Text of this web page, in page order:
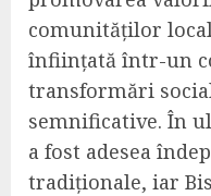
comunităților
înființată într-un
transformări
semnificative. În
a fost adesea
tradiționale, iar